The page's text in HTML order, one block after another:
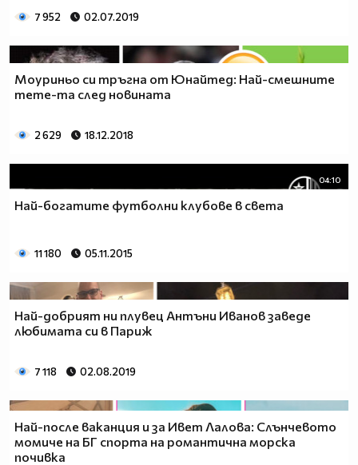
7 952 02.07.2019
Моуриньо си тръгна от Юнайтед: Най-смешните
meme-та след новината
2 629 18.12.2018
04:10
Най-богатите футболни клубове в света
11 180 05.11.2015
Най-добрият ни плувец Антъни Иванов заведе
любимата си в Париж
7 118 02.08.2019
Най-после ваканция и за Ивет Лалова: Слънчевото
момиче на БГ спорта на романтична морска
почивка